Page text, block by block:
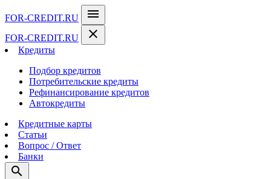
FOR-CREDIT.RU menu
FOR-CREDIT.RU close
Кредиты
Подбор кредитов
Потребительские кредиты
Рефинансирование кредитов
Автокредиты
Кредитные карты
Статьи
Вопрос / Ответ
Банки
search